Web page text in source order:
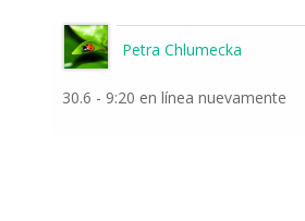
Petra Chlumecka
30.6 - 9:20 en línea nuevamente